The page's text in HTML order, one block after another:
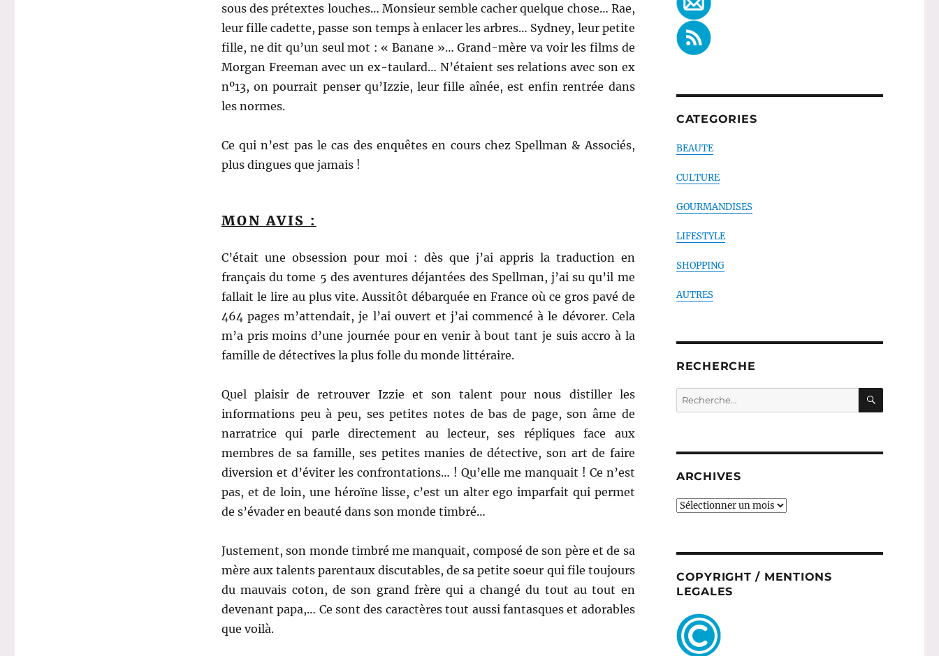
sous des prétextes louches… Monsieur semble cacher quelque chose… Rae,
leur fille cadette, passe son temps à enlacer les arbres… Sydney, leur petite
fille, ne dit qu’un seul mot : « Banane »… Grand-mère va voir les films de
Morgan Freeman avec un ex-taulard… N’étaient ses relations avec son ex
nº13, on pourrait penser qu’Izzie, leur fille aînée, est enfin rentrée dans
les normes.
Ce qui n’est pas le cas des enquêtes en cours chez Spellman & Associés,
plus dingues que jamais !
MON AVIS :
C’était une obsession pour moi : dès que j’ai appris la traduction en
français du tome 5 des aventures déjantées des Spellman, j’ai su qu’il me
fallait le lire au plus vite. Aussitôt débarquée en France où ce gros pavé de
464 pages m’attendait, je l’ai ouvert et j’ai commencé à le dévorer. Cela
m’a pris moins d’une journée pour en venir à bout tant je suis accro à la
famille de détectives la plus folle du monde littéraire.
Quel plaisir de retrouver Izzie et son talent pour nous distiller les
informations peu à peu, ses petites notes de bas de page, son âme de
narratrice qui parle directement au lecteur, ses répliques face aux
membres de sa famille, ses petites manies de détective, son art de faire
diversion et d’éviter les confrontations… ! Qu’elle me manquait ! Ce n’est
pas, et de loin, une héroïne lisse, c’est un alter ego imparfait qui permet
de s’évader en beauté dans son monde timbré…
Justement, son monde timbré me manquait, composé de son père et de sa
mère aux talents parentaux discutables, de sa petite soeur qui file toujours
du mauvais coton, de son grand frère qui a changé du tout au tout en
devenant papa,… Ce sont des caractères tout aussi fantasques et adorables
que voilà.
CATEGORIES
BEAUTE
CULTURE
GOURMANDISES
LIFESTYLE
SHOPPING
AUTRES
RECHERCHE
Recherche
pour :
ARCHIVES
ARCHIVES
COPYRIGHT / MENTIONS
LEGALES